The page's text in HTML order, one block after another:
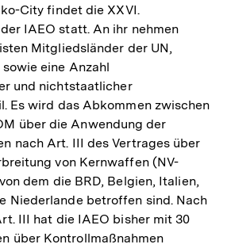
City findet die XXVI.
IAEO statt. An ihr nehmen
Mitgliedsländer der UN,
eine Anzahl
und nichtstaatlicher
Es wird das Abkommen zwischen
über die Anwendung der
nach Art. III des Vertrages über
von Kernwaffen (NV-
dem die BRD, Belgien, Italien,
Niederlande betroffen sind. Nach
III hat die IAEO bisher mit 30
über Kontrollmaßnahmen